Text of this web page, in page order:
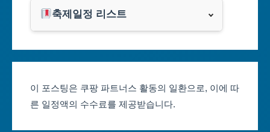
광주광역시
대전광역시
클룩
축제일정 리스트
대구축제 일정
이 포스팅은 쿠팡 파트너스 활동의 일환으로, 이에 따
른 일정액의 수수료를 제공받습니다.